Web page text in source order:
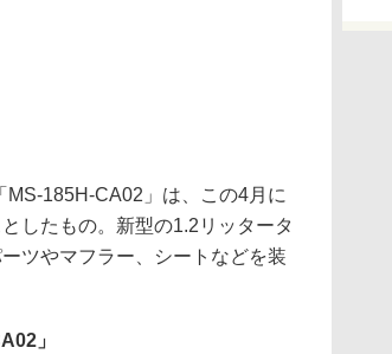
185H-CA02」は、この4月に
したもの。新型の1.2リッタータ
ツやマフラー、シートなどを装
」